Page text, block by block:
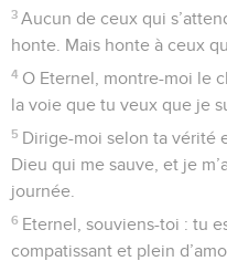
3 Aucun de ceux qui
honte. Mais honte à ceux
4 O Eternel, montre-moi le
la voie que tu veux que je
5 Dirige-moi selon ta vérité
Dieu qui me sauve, et je
journée.
6 Eternel, souviens-toi : tu
compatissant et plein